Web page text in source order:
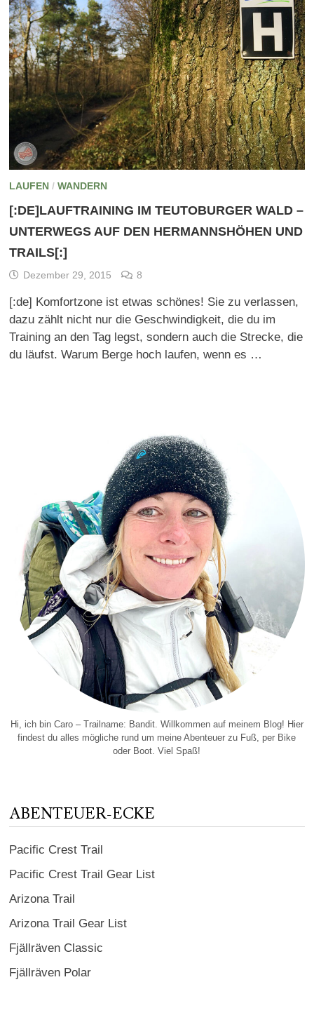
LAUFEN/ WANDERN
[:DE]LAUFTRAINING IM TEUTOBURGER WALD –
UNTERWEGS AUF DEN HERMANNSHÖHEN UND
TRAILS[:]
Dezember 29, 2015 8
[:de] Komfortzone ist etwas schönes! Sie zu verlassen,
dazu zählt nicht nur die Geschwindigkeit, die du im
Training an den Tag legst, sondern auch die Strecke, die
du läufst. Warum Berge hoch laufen, wenn es …
Hi, ich bin Caro – Trailname: Bandit. Willkommen auf meinem Blog! Hier
findest du alles mögliche rund um meine Abenteuer zu Fuß, per Bike
oder Boot. Viel Spaß!
ABENTEUER-ECKE
Pacific Crest Trail
Pacific Crest Trail Gear List
Arizona Trail
Arizona Trail Gear List
Fjällräven Classic
Fjällräven Polar